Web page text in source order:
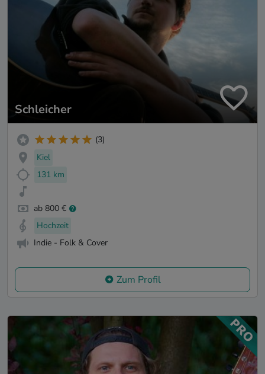
Schleicher
(3)
Kiel
131 km
ab 800 €
Hochzeit
Indie - Folk & Cover
Zum Profil